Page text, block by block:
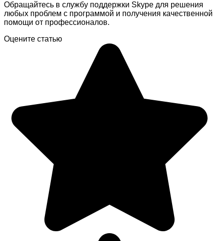
Обращайтесь в службу поддержки Skype для решения
любых проблем с программой и получения качественной
помощи от профессионалов.
Оцените статью